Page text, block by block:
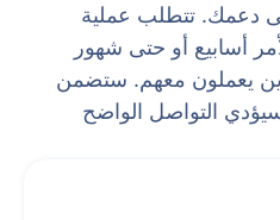
دعمك. تتطلب عملية
أسابيع أو حتى شهور
يعملون معهم. ستضمن
التواصل الواضح